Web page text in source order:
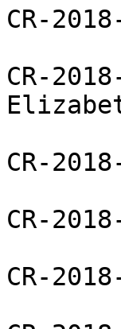
CR-
CR-
CR-
CR-
CR-